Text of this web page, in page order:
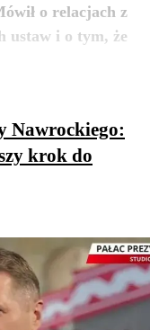
o relacjach z
ustaw i o tym, że
Nawrockiego:
krok do